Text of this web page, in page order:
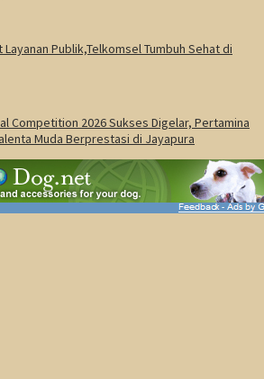
Publik,Telkomsel Tumbuh Sehat di
Competition 2026 Sukses Digelar, Pertamina
Muda Berprestasi di Jayapura